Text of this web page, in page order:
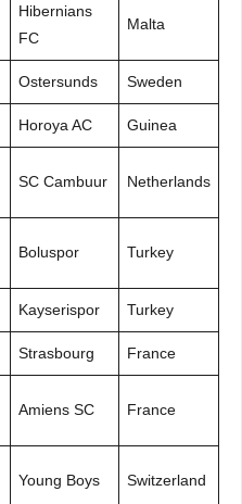
Hibernians
FC
Malta
Ostersunds Sweden
Horoya AC Guinea
SC Cambuur Netherlands
Boluspor Turkey
Kayserispor Turkey
Strasbourg France
Amiens SC France
Young Boys Switzerland